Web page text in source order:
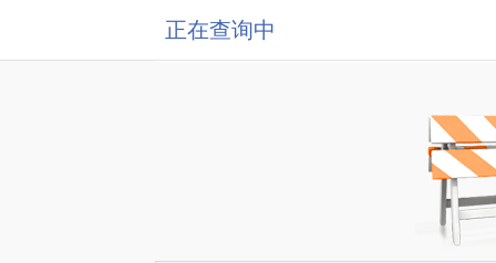
正在查询中